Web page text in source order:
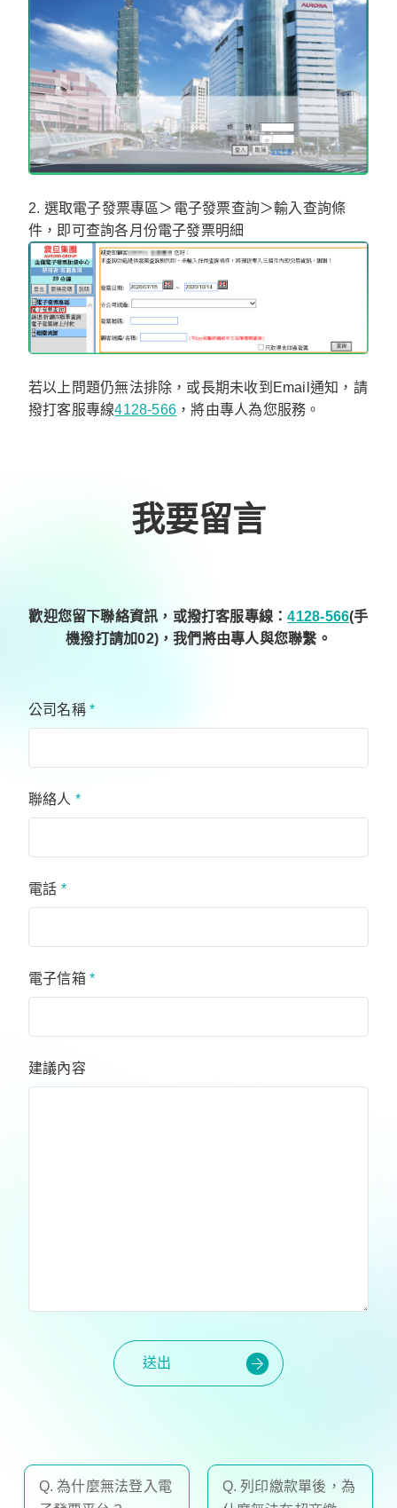
2. 選取電子發票專區＞電子發票查詢＞輸入查詢條
件，即可查詢各月份電子發票明細
若以上問題仍無法排除，或長期未收到Email通知，請
撥打客服專線4128-566 ，將由專人為您服務。
我要留言
歡迎您留下聯絡資訊，或撥打客服專線：4128-566(手
機撥打請加02)，我們將由專人與您聯繫。
公司名稱*
聯絡人 *
電話 *
電子信箱*
建議內容
送出
Q. 為什麼無法登入電
Q. 列印繳款單後，為